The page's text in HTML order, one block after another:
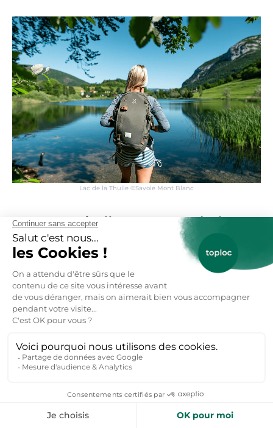
Lac de la Thuile ©Savoie Mont Blanc
Pourquoi aller au Lac de la
Thuile ?
Le Lac de la Thuile est situé dans la commune de
La Thuile dans le département de la Savoie. Ce lac
de 8 hectares, 500 mètres de long, 200 mètres de
mètres d’altitude. Ce lac glaciaire se situe dans le
massif des Bauges. C’est le lieu idéal pour pêcher,
roseaux invite à la détente et à se promener